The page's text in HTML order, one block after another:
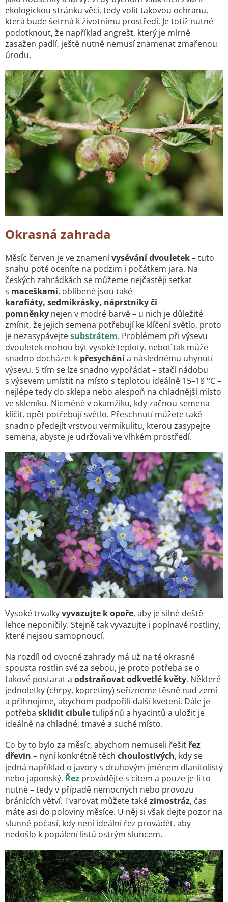
ekologickou stránku věci, tedy volit takovou ochranu,
která bude šetrná k životnímu prostředí. Je totiž nutné
podotknout, že například angrešt, který je mírně
zasažen padlí, ještě nutně nemusí znamenat zmařenou
úrodu.
Okrasná zahrada
Měsíc červen je ve znamenívysévání dvouletek– tuto
snahu poté oceníte na podzim i počátkem jara. Na
českých zahrádkách se můžeme nejčastěji setkat
s maceškami, oblíbené jsou také
karafiáty, sedmikrásky, náprstníkyči
pomněnky nejen v modré barvě – u nich je důležité
zmínit, že jejich semena potřebují ke klíčení světlo, proto
je nezasypávejtesubstrátem. Problémem při výsevu
dvouletek mohou být vysoké teploty, neboť tak může
snadno docházet k přesychánía následnému uhynutí
výsevu. S tím se lze snadno vypořádat – stačí nádobu
s výsevem umístit na místo s teplotou ideálně 15–18 °C –
nejlépe tedy do sklepa nebo alespoň na chladnější místo
ve skleníku. Nicméně v okamžiku, kdy začnou semena
klíčit, opět potřebují světlo. Přeschnutí můžete také
snadno předejít vrstvou vermikulitu, kterou zasypejte
semena, abyste je udržovali ve vlhkém prostředí.
Vysoké trvalkyvyvazujte k opoře, aby je silné deště
lehce neponičily. Stejně tak vyvazujte i popínavé rostliny,
které nejsou samopnoucí.
Na rozdíl od ovocné zahrady má už na té okrasné
spousta rostlin své za sebou, je proto potřeba se o
takové postarat a odstraňovat odkvetlé květy. Některé
jednoletky (chrpy, kopretiny) seřízneme těsně nad zemí
a přihnojíme, abychom podpořili další kvetení. Dále je
potřeba sklidit cibuletulipánů a hyacintů a uložit je
ideálně na chladné, tmavé a suché místo.
Co by to bylo za měsíc, abychom nemuseli řešitřez
dřevin – nyní konkrétně těch choulostivých, kdy se
jedná například o javory s druhovým jménem dlanitolistý
nebo japonský. Řez provádějte s citem a pouze je-li to
nutné – tedy v případě nemocných nebo provozu
bránících větví. Tvarovat můžete takézimostráz, čas
máte asi do poloviny měsíce. U něj si však dejte pozor na
slunné počasí, kdy není ideální řez provádět, aby
nedošlo k popálení listů ostrým sluncem.